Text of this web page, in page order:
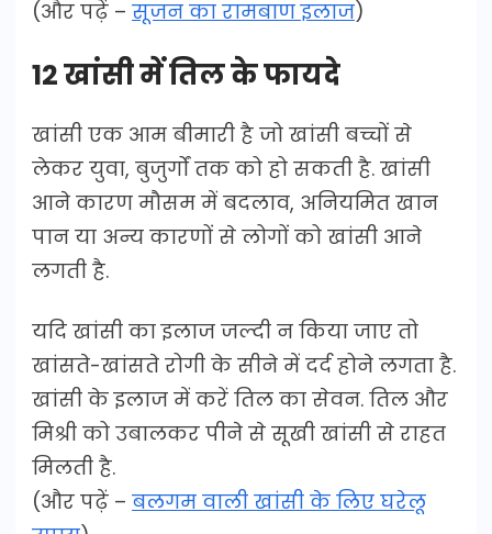
(और पढ़ें – सूजन का रामबाण इलाज)
12 खांसी में तिल के फायदे
खांसी एक आम बीमारी है जो खांसी बच्चों से
लेकर युवा, बुजुर्गों तक को हो सकती है. खांसी
आने कारण मौसम में बदलाव, अनियमित खान
पान या अन्य कारणों से लोगों को खांसी आने
लगती है.
यदि खांसी का इलाज जल्दी न किया जाए तो
खांसते-खांसते रोगी के सीने में दर्द होने लगता है.
खांसी के इलाज में करें तिल का सेवन. तिल और
मिश्री को उबालकर पीने से सूखी खांसी से राहत
मिलती है.
(और पढ़ें – बलगम वाली खांसी के लिए घरेलू